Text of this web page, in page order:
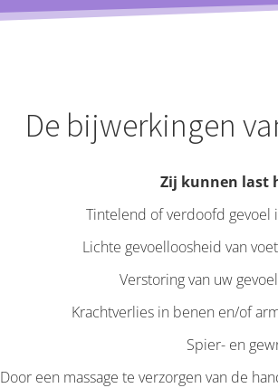
De bijwerkingen
Zij kunnen last
Tintelend of verdoofd gevoel
Lichte gevoelloosheid van
Verstoring van uw
Krachtverlies in benen en/of
Spier- en
Door een massage te verzorgen van de